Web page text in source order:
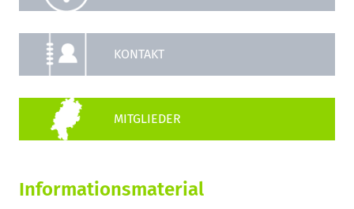
KONTAKT
Informationsmaterial